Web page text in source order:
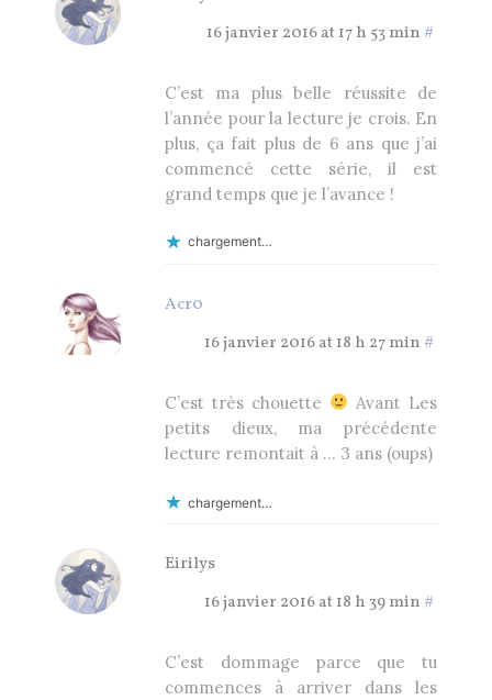
16 janvier 2016 at 17 h 53 min#
C’est ma plus belle réussite de
l’année pour la lecture je crois. En
plus, ça fait plus de 6 ans que j’ai
commencé cette série, il est
grand temps que je l’avance !
chargement…
Acr0
16 janvier 2016 at 18 h 27 min#
C’est très chouette
Avant Les
petits dieux, ma précédente
lecture remontait à … 3 ans (oups)
chargement…
Eirilys
16 janvier 2016 at 18 h 39 min#
C’est dommage parce que tu
commences à arriver dans les